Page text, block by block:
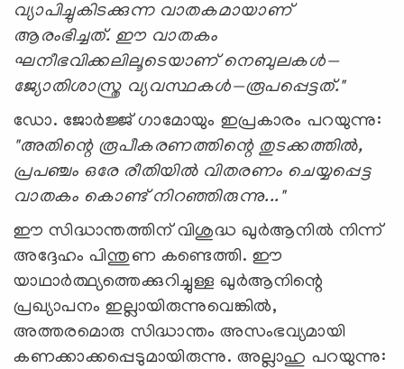
വ്യാപിച്ചുകിടക്കുന്ന വാതകമായാണ്
ആരംഭിച്ചത്. ഈ വാതകം
ഘനീഭവിക്കലിലൂടെയാണ് നെബുലകൾ—
ജ്യോതിശാസ്ത്ര വ്യവസ്ഥകൾ—രൂപപ്പെട്ടത്."
ഡോ. ജോർജ്ജ് ഗാമോയും ഇപ്രകാരം പറയുന്നു:
"അതിന്റെ രൂപീകരണത്തിന്റെ തുടക്കത്തിൽ,
പ്രപഞ്ചം ഒരേ രീതിയിൽ വിതരണം ചെയ്യപ്പെട്ട
വാതകം കൊണ്ട് നിറഞ്ഞിരുന്നു..."
ഈ സിദ്ധാന്തത്തിന് വിശുദ്ധ ഖുർആനിൽ നിന്ന്
അദ്ദേഹം പിന്തുണ കണ്ടെത്തി. ഈ
യാഥാർത്ഥ്യത്തെക്കുറിച്ചുള്ള ഖുർആനിന്റെ
പ്രഖ്യാപനം ഇല്ലായിരുന്നുവെങ്കിൽ,
അത്തരമൊരു സിദ്ധാന്തം അസംഭവ്യമായി
കണക്കാക്കപ്പെടുമായിരുന്നു. അല്ലാഹു പറയുന്നു: